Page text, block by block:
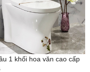
1 khối hoa văn cao cấp